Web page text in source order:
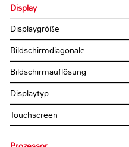
Display
Displaygröße
Bildschirmdiagonale
Bildschirmauflösung
Displaytyp
Touchscreen